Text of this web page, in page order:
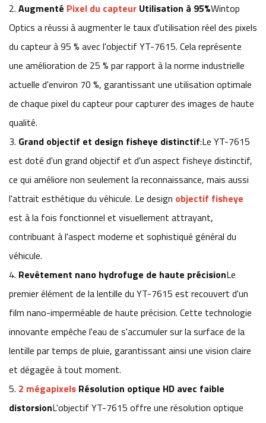
2. Augmenté Pixel du capteur Utilisation à 95%Wintop
Optics a réussi à augmenter le taux d'utilisation réel des pixels
du capteur à 95 % avec l'objectif YT-7615. Cela représente
une amélioration de 25 % par rapport à la norme industrielle
actuelle d'environ 70 %, garantissant une utilisation optimale
de chaque pixel du capteur pour capturer des images de haute
qualité.
3. Grand objectif et design fisheye distinctif:Le YT-7615
est doté d'un grand objectif et d'un aspect fisheye distinctif,
ce qui améliore non seulement la reconnaissance, mais aussi
l'attrait esthétique du véhicule. Le design objectif fisheye
est à la fois fonctionnel et visuellement attrayant,
contribuant à l'aspect moderne et sophistiqué général du
véhicule.
4. Revêtement nano hydrofuge de haute précisionLe
premier élément de la lentille du YT-7615 est recouvert d'un
film nano-imperméable de haute précision. Cette technologie
innovante empêche l'eau de s'accumuler sur la surface de la
lentille par temps de pluie, garantissant ainsi une vision claire
et dégagée à tout moment.
5. 2 mégapixels Résolution optique HD avec faible
distorsionL'objectif YT-7615 offre une résolution optique